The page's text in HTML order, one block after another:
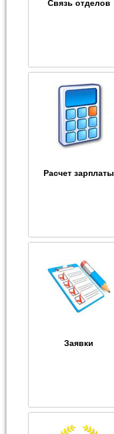
Связь отделов
Расчет зарплаты
Заявки